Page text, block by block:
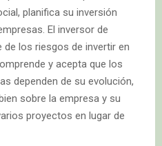
planifica su inversión
El inversor de
los riesgos de invertir en
y acepta que los
dependen de su evolución,
sobre la empresa y su
proyectos en lugar de